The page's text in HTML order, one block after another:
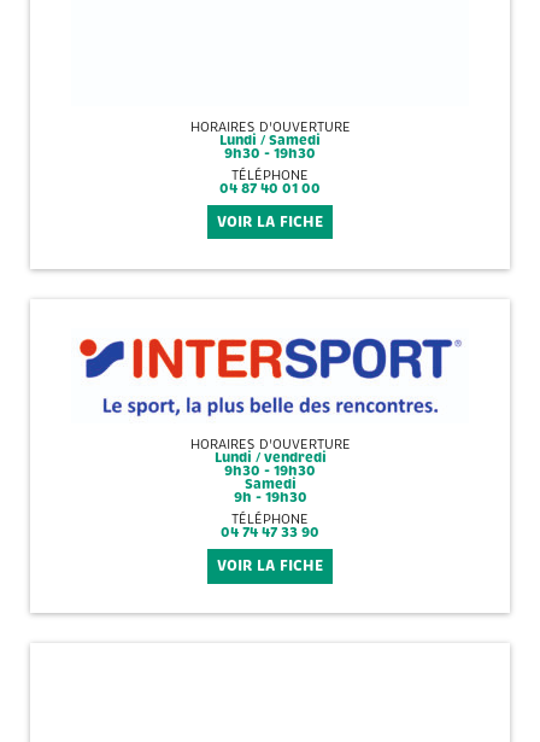
HORAIRES D'OUVERTURE
Lundi / Samedi
9h30 - 19h30
TÉLÉPHONE
04 87 40 01 00
VOIR LA FICHE
HORAIRES D'OUVERTURE
Lundi / vendredi
9h30 - 19h30
Samedi
9h - 19h30
TÉLÉPHONE
04 74 47 33 90
VOIR LA FICHE